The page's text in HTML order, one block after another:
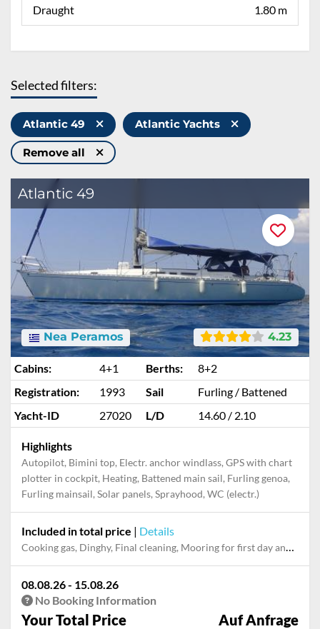
Draught 1.80 m
Selected filters:
Atlantic 49 Atlantic Yachts
Remove all
Atlantic 49
4.23
Nea Peramos
Cabins: 4+1 Berths:
8+2
Registration:
1993 Sail
Furling / Battened
Yacht-ID
27020 L/D 14.60 / 2.10
Highlights
Autopilot, Bimini top, Electr. anchor windlass, GPS with chart
plotter in cockpit, Heating, Battened main sail, Furling genoa,
Furling mainsail, Solar panels, Sprayhood, WC (electr.)
Included in total price | Details
Cooking gas, Dinghy, Final cleaning, Mooring for first day and last night in the home marina, Pillow, blanket, sheets, duvet cover, Towels
08.08.26 - 15.08.26
No Booking Information
Your Total Price Auf Anfrage